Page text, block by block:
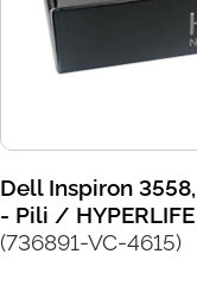
Dell Inspiron
- Pili /
(736891-VC-4615)